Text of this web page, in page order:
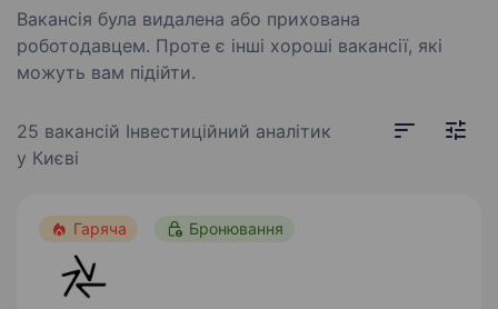
Вакансія була видалена або прихована
роботодавцем. Проте є інші хороші вакансії, які
можуть вам підійти.
25 вакансій Інвестиційний аналітик
у Києві
Гаряча Бронювання